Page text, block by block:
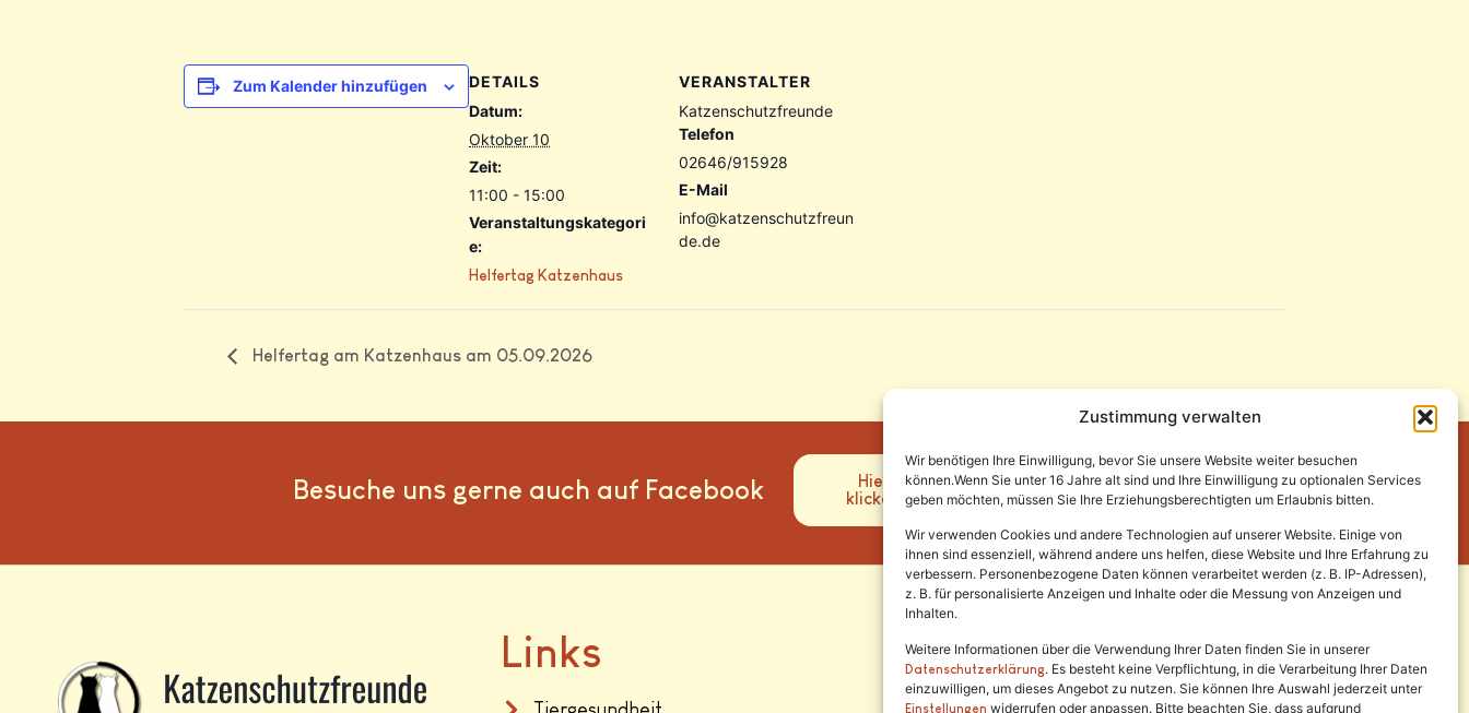
Zustimmung verwalten
Wir benötigen Ihre Einwilligung, bevor Sie unsere Website weiter besuchen
können.Wenn Sie unter 16 Jahre alt sind und Ihre Einwilligung zu optionalen Services
geben möchten, müssen Sie Ihre Erziehungsberechtigten um Erlaubnis bitten.
Wir verwenden Cookies und andere Technologien auf unserer Website. Einige von
ihnen sind essenziell, während andere uns helfen, diese Website und Ihre Erfahrung zu
verbessern. Personenbezogene Daten können verarbeitet werden (z. B. IP-Adressen),
z. B. für personalisierte Anzeigen und Inhalte oder die Messung von Anzeigen und
Inhalten.
Weitere Informationen über die Verwendung Ihrer Daten finden Sie in unserer
Datenschutzerklärung. Es besteht keine Verpflichtung, in die Verarbeitung Ihrer Daten
einzuwilligen, um dieses Angebot zu nutzen. Sie können Ihre Auswahl jederzeit unter
Einstellungen widerrufen oder anpassen. Bitte beachten Sie, dass aufgrund
Zum Kalender hinzufügen
DETAILS
Datum:
Oktober 10
Zeit:
11:00 - 15:00
Veranstaltungskategori
e:
Helfertag Katzenhaus
VERANSTALTER
Katzenschutzfreunde
Telefon
02646/915928
E-Mail
info@katzenschutzfreun
de.de
Helfertag am Katzenhaus am 05.09.2026
Besuche uns gerne auch auf Facebook
Hier
klicken
Links Rechtliches